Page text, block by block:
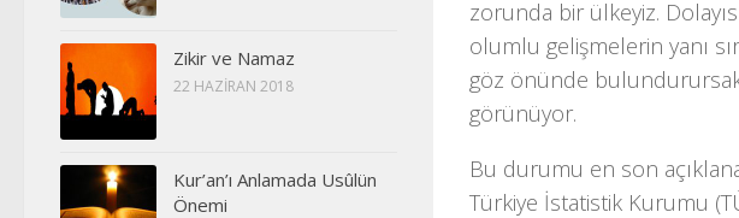
zorunda bir ülkeyiz.
olumlu gelişmelerin yanı
göz önünde
görünüyor.
Bu durumu en son
Türkiye İstatistik Kurumu
Zikir ve Namaz
22 HAZIRAN 2018
Kur’an’ı Anlamada Usûlün
Önemi